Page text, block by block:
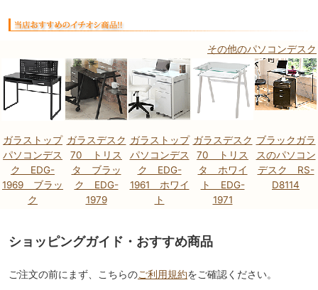
その他のパソコンデスク
ガラストップ
パソコンデス
ク EDG-
1969 ブラッ
ク
ガラスデスク
70 トリス
タ ブラッ
ク EDG-
1979
ガラストップ
パソコンデス
ク EDG-
1961 ホワイ
ト
ガラスデスク
70 トリス
タ ホワイ
ト EDG-
1971
ブラックガラ
スのパソコン
デスク RS-
D8114
ショッピングガイド・おすすめ商品
ご注文の前にまず、こちらのご利用規約をご確認ください。